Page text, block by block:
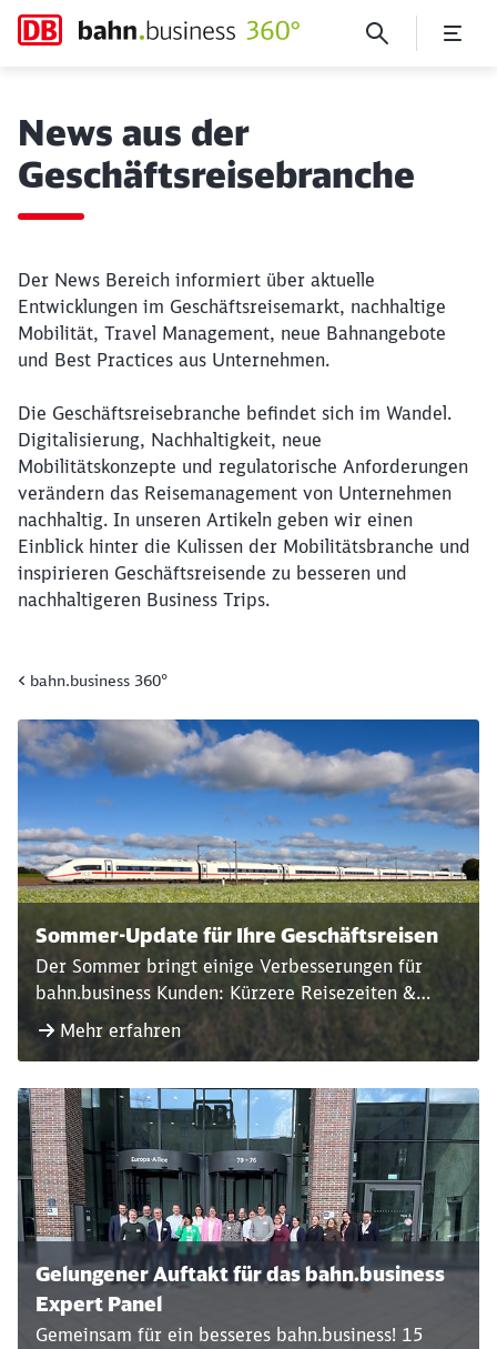
News aus der
Geschäftsreisebranche
Der News Bereich informiert über aktuelle
Entwicklungen im Geschäftsreisemarkt, nachhaltige
Mobilität, Travel Management, neue Bahnangebote
und Best Practices aus Unternehmen.
Die Geschäftsreisebranche befindet sich im Wandel.
Digitalisierung, Nachhaltigkeit, neue
Mobilitätskonzepte und regulatorische Anforderungen
verändern das Reisemanagement von Unternehmen
nachhaltig. In unseren Artikeln geben wir einen
Einblick hinter die Kulissen der Mobilitätsbranche und
inspirieren Geschäftsreisende zu besseren und
nachhaltigeren Business Trips.
bahn.business 360°
Sommer-Update für Ihre Geschäftsreisen
Der Sommer bringt einige Verbesserungen für
bahn.business Kunden: Kürzere Reisezeiten &
mehr Direktverbindungen, auch international
Mehr erfahren
Gelungener Auftakt für das bahn.business
Expert Panel
Gemeinsam für ein besseres bahn.business! 15